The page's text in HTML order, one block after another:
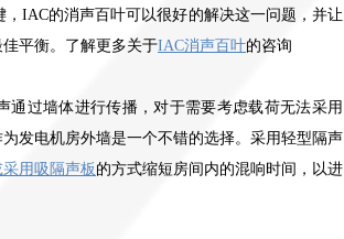
色。这意味着，如果不进行检测，一氧
平。 IAC 的Colpro-Kat 净化器可有效降
常使用涂层基材和外壳构成。IAC
壳。对于陶瓷基板，外壳设计可适应不
引起的故障。 涂敷的基材则可以采用
甲方要求与指定催化剂品牌合作。
IAC的消声百叶可以很好的解决这一问题，并让
平衡。了解更多关于IAC消声百叶的咨询
通过墙体进行传播，对于需要考虑载荷无法采用
发电机房外墙是一个不错的选择。采用轻型隔声
采用吸隔声板 的方式缩短房间内的混响时间，以进